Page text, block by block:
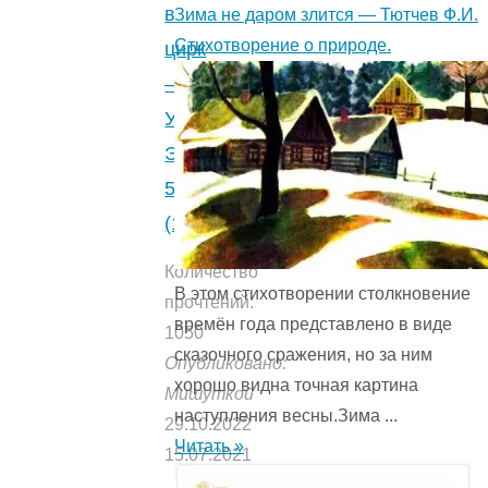
в
цирк
—
Успенский
Э.Н.
5
(1)
Количество
прочтений:
1050
Опубликовано:
Мишуткой
29.10.2022
15.07.2021
Зима не даром злится — Тютчев Ф.И.
Стихотворение о природе.
В этом стихотворении столкновение
времён года представ­лено в виде
сказочного сражения, но за ним
хорошо видна точная картина
наступления весны.Зима ...
Читать »